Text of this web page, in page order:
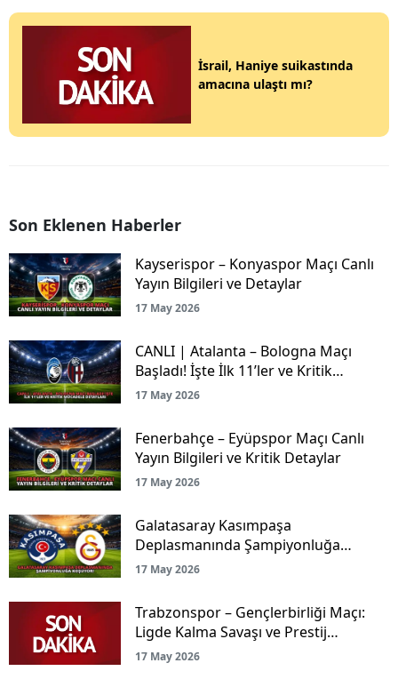
İsrail, Haniye suikastında
amacına ulaştı mı?
Son Eklenen Haberler
Kayserispor – Konyaspor Maçı Canlı
Yayın Bilgileri ve Detaylar
17 May 2026
CANLI | Atalanta – Bologna Maçı
Başladı! İşte İlk 11’ler ve Kritik
Mücadele Detayları
17 May 2026
Fenerbahçe – Eyüpspor Maçı Canlı
Yayın Bilgileri ve Kritik Detaylar
17 May 2026
Galatasaray Kasımpaşa
Deplasmanında Şampiyonluğa
Koşuyor!
17 May 2026
Trabzonspor – Gençlerbirliği Maçı:
Ligde Kalma Savaşı ve Prestij
Mücadelesi Canlı Yayınla Ekranlarda!
17 May 2026